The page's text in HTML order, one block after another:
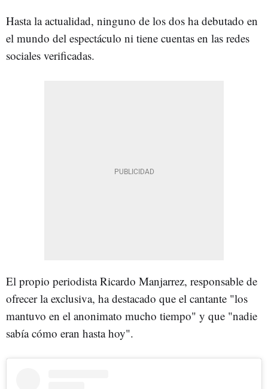
Hasta la actualidad, ninguno de los dos ha debutado en
el mundo del espectáculo ni tiene cuentas en las redes
sociales verificadas.
El propio periodista Ricardo Manjarrez, responsable de
ofrecer la exclusiva, ha destacado que el cantante "los
mantuvo en el anonimato mucho tiempo" y que "nadie
sabía cómo eran hasta hoy".